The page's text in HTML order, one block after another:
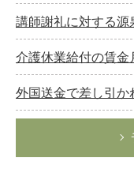
講師謝礼に対する源
介護休業給付の賃金
外国送金で差し引か